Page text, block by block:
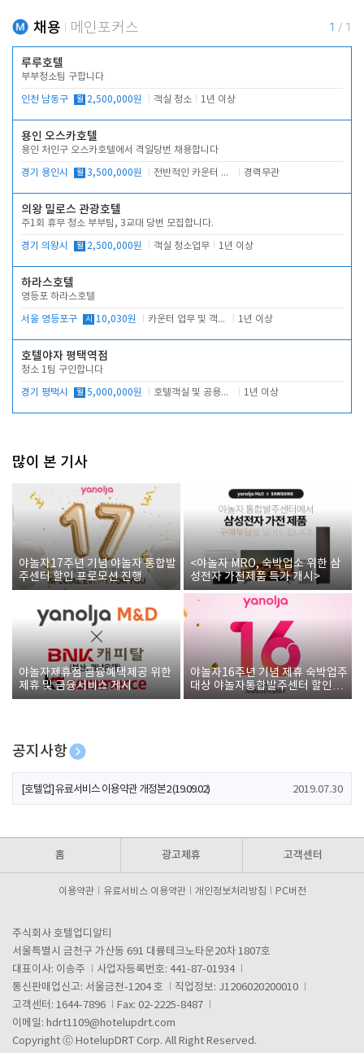
채용 메인포커스 1 / 1
루루호텔
부부청소팀 구합니다
인천 남동구 월 2,500,000원 객실 청소 1년 이상
용인 오스카호텔
용인 처인구 오스카호텔에서 격일당번 채용합니다
경기 용인시 월 3,500,000원 전반적인 카운터 업무 경력무관
의왕 밀로스 관광호텔
주1회 휴무 청소 부부팀, 3교대 당번 모집합니다.
경기 의왕시 월 2,500,000원 객실 청소업무 1년 이상
하라스호텔
영등포 하라스호텔
서울 영등포구 시 10,030원 카운터 업무 및 객실관리(청소상태 확인, 객실판매) 1년 이상
호텔야자 평택역점
청소 1팀 구인합니다
경기 평택시 월 5,000,000원 호텔객실 및 공용시설 청소 관리 1년 이상
많이 본 기사
야놀자17주년 기념 야놀자 통합발
주센터 할인 프로모션 진행
<야놀자 MRO, 숙박업소 위한 삼
성전자 가전제품 특가 개시>
야놀자제휴점 금융혜택제공 위한
제휴 및 금융서비스 게시
야놀자16주년 기념 제휴 숙박업주
대상 야놀자통합발주센터 할인쿠
폰 증정
공지사항
[호텔업] 개인정보 처리방침 개정본1 (19.09.02)
[호텔업] 유료서비스 이용약관 개정본2 (19.09.02) 2019.07.30
홈 광고제휴 고객센터
이용약관 유료서비스 이용약관 개인정보처리방침 PC버전
주식회사 호텔업디알티
서울특별시 금천구 가산동 691 대륭테크노타운20차 1807호
대표이사: 이송주
사업자등록번호: 441-87-01934
통신판매업신고: 서울금천-1204 호
직업정보: J1206020200010
고객센터: 1644-7896
Fax: 02-2225-8487
이메일: hdrt1109@hotelupdrt.com
Copyright ⓒ HotelupDRT Corp. All Right Reserved.